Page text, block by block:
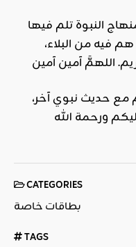
النبوة تلم فيها
فيه من البلاء،
مع حديث نبوي آخر،
ورحمة الله
CATEGORIES
بطاقات خاصة
TAGS